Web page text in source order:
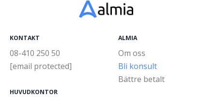
Läkare
KONTAKT
08-410 250 50
[email protected]
HUVUDKONTOR
ALMIA
Om oss
Bli konsult
Bättre betalt